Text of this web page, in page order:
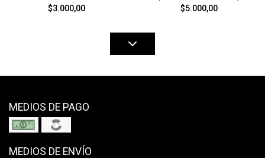
$3.000,00
$5.000,00
MEDIOS DE PAGO
MEDIOS DE ENVÍO